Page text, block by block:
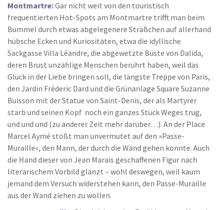
Montmartre:Gar nicht weit von den touristisch
frequentierten Hot-Spots am Montmartre trifft man beim
Bummel durch etwas abgelegenere Sträßchen auf allerhand
hübsche Ecken und Kuriositäten, etwa die idyllische
Sackgasse Villa Léandre, die abgewetzte Büste von Dalida,
deren Brust unzählige Menschen berührt haben, weil das
Glück in der Liebe bringen soll, die längste Treppe von Paris,
den Jardin Fréderic Dard und die Grünanlage Square Suzanne
Buisson mit der Statue von Saint-Denis, der als Märtyrer
starb und seinen Kopf noch ein ganzes Stück Weges trug,
und und und (zu anderer Zeit mehr darüber…). An der Place
Marcel Aymé stößt man unvermutet auf den »Passe-
Muraille«, den Mann, der durch die Wand gehen konnte. Auch
die Hand dieser von Jean Marais geschaffenen Figur nach
literarischem Vorbild glänzt – wohl deswegen, weil kaum
jemand dem Versuch widerstehen kann, den Passe-Muraille
aus der Wand ziehen zu wollen.